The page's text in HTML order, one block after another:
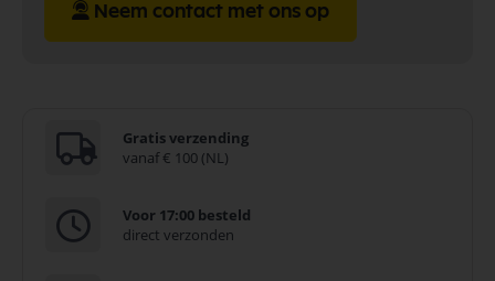
Neem contact met ons op
Gratis verzending
vanaf € 100 (NL)
Voor 17:00 besteld
direct verzonden